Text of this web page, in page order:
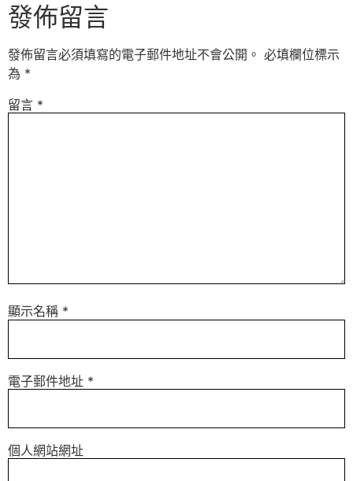
發佈留言
發佈留言必須填寫的電子郵件地址不會公開。 必填欄位標示
為 *
留言 *
顯示名稱 *
電子郵件地址 *
個人網站網址